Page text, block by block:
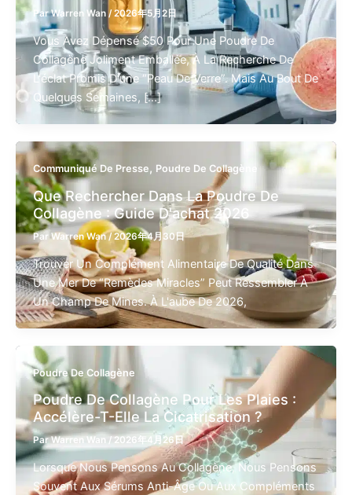
ParWarren Wan /2026年5月2日
Vous Avez Dépensé $50 Pour Une Poudre De
Collagène Joliment Emballée, À La Recherche De
L'éclat Promis D'une “peau De Verre”. Mais Au Bout De
Quelques Semaines, [...]
Communiqué De Presse, Poudre De Collagène
Que Rechercher Dans La Poudre De
Collagène : Guide D'achat 2026
Par Warren Wan/ 2026年4月30日
Trouver Un Complément Alimentaire De Qualité Dans
Une Mer De “remèdes Miracles” Peut Ressembler À
Un Champ De Mines. À L'aube De 2026,
Poudre De Collagène
Poudre De Collagène Pour Les Plaies :
Accélère-T-Elle La Cicatrisation ?
ParWarren Wan / 2026年4月26日
Lorsque Nous Pensons Au Collagène, Nous Pensons
Souvent Aux Sérums Anti-Âge Ou Aux Compléments